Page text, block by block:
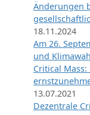
Änderungen
18.11.2024
Am 26.
und
Critical
13.07.2021
Dezentrale